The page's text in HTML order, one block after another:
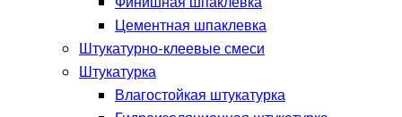
Цементная шпаклевка
Штукатурно-клеевые смеси
Штукатурка
Влагостойкая штукатурка